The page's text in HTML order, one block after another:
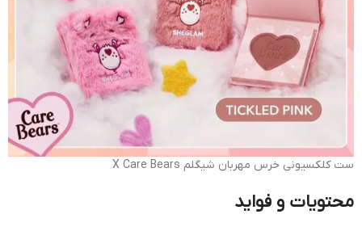
ست کلکسیونی خرس مهربان شیگلم X Care Bears
محتویات و فواید